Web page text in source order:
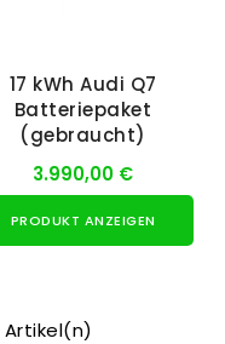
17 kWh Audi Q7
Batteriepaket
(gebraucht)
3.990,00 €
PRODUKT ANZEIGEN